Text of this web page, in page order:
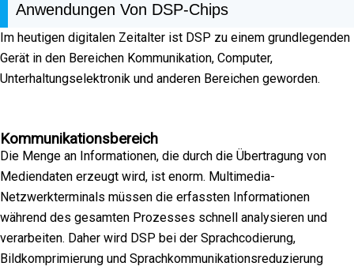
Anwendungen Von DSP-Chips
Im heutigen digitalen Zeitalter ist DSP zu einem grundlegenden
Gerät in den Bereichen Kommunikation, Computer,
Unterhaltungselektronik und anderen Bereichen geworden.
Kommunikationsbereich
Die Menge an Informationen, die durch die Übertragung von
Mediendaten erzeugt wird, ist enorm. Multimedia-
Netzwerkterminals müssen die erfassten Informationen
während des gesamten Prozesses schnell analysieren und
verarbeiten. Daher wird DSP bei der Sprachcodierung,
Bildkomprimierung und Sprachkommunikationsreduzierung